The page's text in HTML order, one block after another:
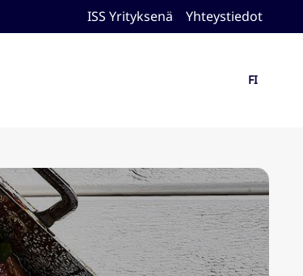
ISS Yrityksenä Yhteystiedot
FI